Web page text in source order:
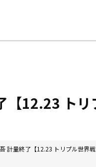
【12.23 ト
計量終了【12.23 トリプル世界戦